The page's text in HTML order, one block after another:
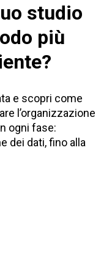
studio
più
e scopri come
l’organizzazione
ogni fase:
dei dati, fino alla